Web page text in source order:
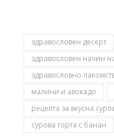
здравословен десерт
здравословен начин
здравословно
малини и авокадо
рецепта за вкусна
сурова торта с банан